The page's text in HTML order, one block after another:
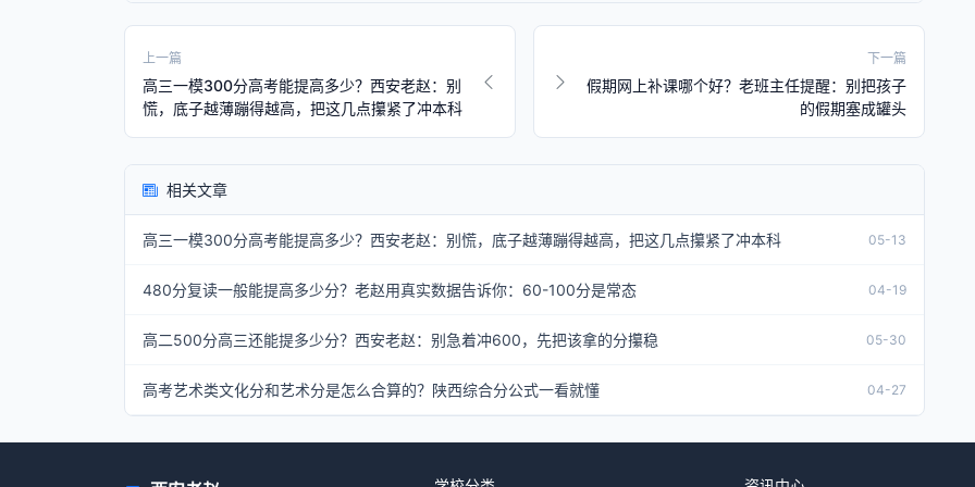
上一篇
高三一模300分高考能提高多少？西安老赵：别
慌，底子越薄蹦得越高，把这几点攥紧了冲本科
下一篇
假期网上补课哪个好？老班主任提醒：别把孩子
的假期塞成罐头
相关文章
高三一模300分高考能提高多少？西安老赵：别慌，底子越薄蹦得越高，把这几点攥紧了冲本科 05-13
480分复读一般能提高多少分？老赵用真实数据告诉你：60-100分是常态 04-19
高二500分高三还能提多少分？西安老赵：别急着冲600，先把该拿的分攥稳 05-30
高考艺术类文化分和艺术分是怎么合算的？陕西综合分公式一看就懂 04-27